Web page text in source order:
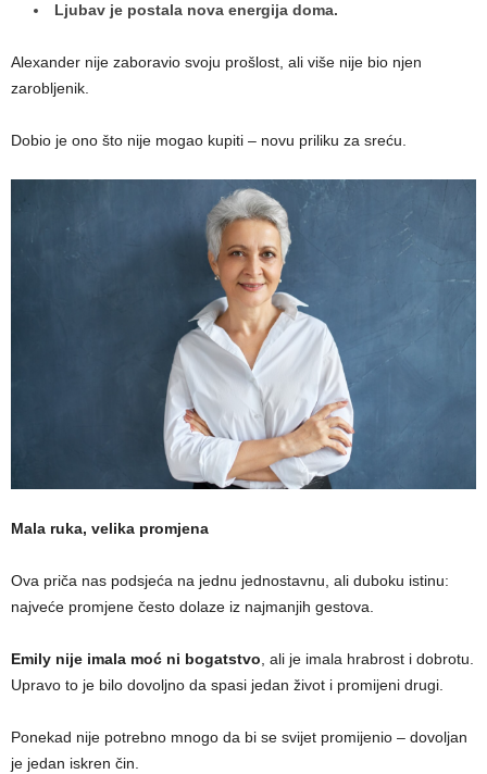
Ljubav je postala nova energija doma.
Alexander nije zaboravio svoju prošlost, ali više nije bio njen
zarobljenik.
Dobio je ono što nije mogao kupiti – novu priliku za sreću.
Mala ruka, velika promjena
Ova priča nas podsjeća na jednu jednostavnu, ali duboku istinu:
najveće promjene često dolaze iz najmanjih gestova.
Emily nije imala moć ni bogatstvo , ali je imala hrabrost i dobrotu.
Upravo to je bilo dovoljno da spasi jedan život i promijeni drugi.
Ponekad nije potrebno mnogo da bi se svijet promijenio – dovoljan
je jedan iskren čin.